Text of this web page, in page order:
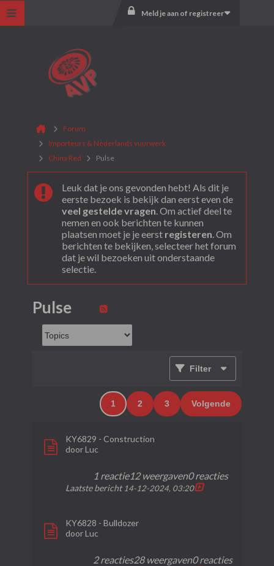
Meld je aan of registreer
Forum
Importeurs & Nederlands vuurwerk
China Red
Pulse
Leuk dat je ons gevonden hebt! Als dit je
eerste bezoek is bekijk dan eerst even de
veel gestelde vragen. Om actief deel te
nemen en ook berichten te kunnen
plaatsen moet je je eerst registeren. Om
berichten te bekijken, selecteer het forum
dat je wil bezoeken uit onderstaande
selectie.
Pulse
Filter
1 2 3 Volgende
KY6829 - Construction
doorLuc
1 reactie12 weergaven0 reacties
Laatste bericht 14-12-2024, 03:20
KY6828 - Bulldozer
doorLuc
2 reacties28 weergaven0 reacties